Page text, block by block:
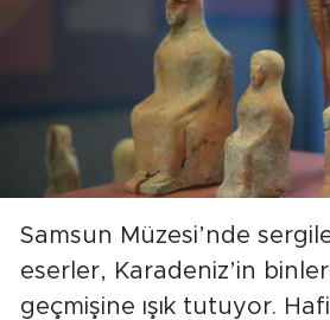
Samsun Müzesi’nde
eserler, Karadeniz’in
geçmişine ışık tutuyor.